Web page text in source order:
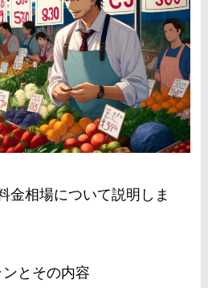
金相場について説明しま
とその内容